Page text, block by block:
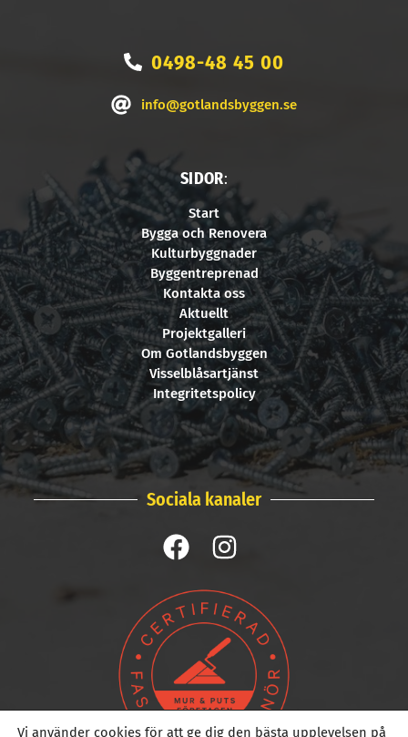
0498-48 45 00
info@gotlandsbyggen.se
SIDOR:
Start
Bygga och Renovera
Kulturbyggnader
Byggentreprenad
Kontakta oss
Aktuellt
Projektgalleri
Om Gotlandsbyggen
Visselblåsartjänst
Integritetspolicy
Sociala kanaler
Vi använder cookies för att ge dig den bästa upplevelsen på